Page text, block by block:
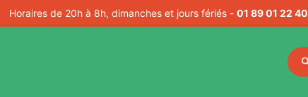
Horaires de 20h à 8h, dimanches et jours fériés - 01 89 01 22 40